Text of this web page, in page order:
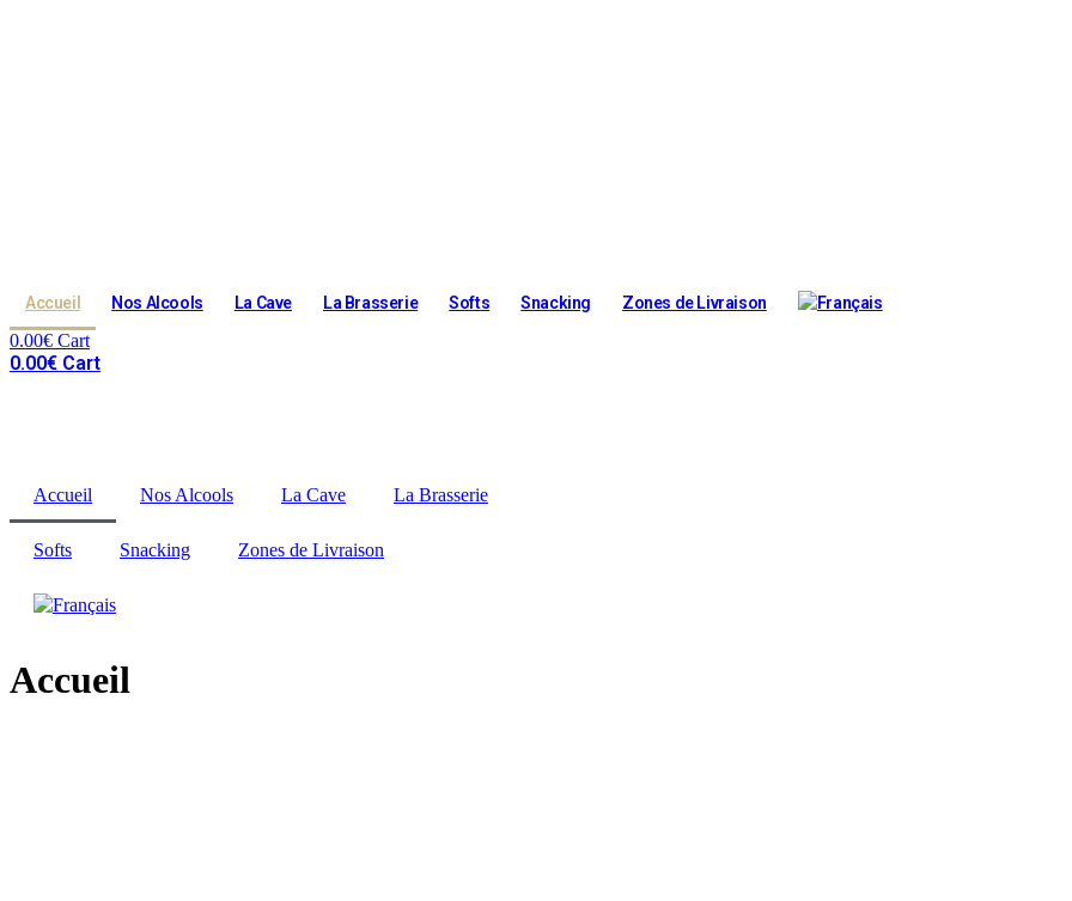
Accueil Nos Alcools La Cave La Brasserie Softs Snacking Zones de Livraison
0.00€ Cart
0.00€ Cart
Accueil Nos Alcools La Cave La Brasserie
Softs Snacking Zones de Livraison
Accueil